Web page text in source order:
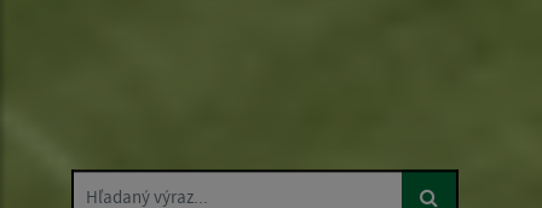
Hľadaný výraz...